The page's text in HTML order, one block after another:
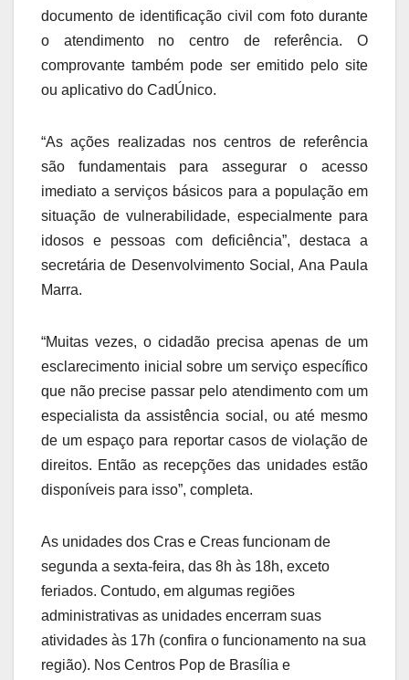
documento de identificação civil com foto durante
o atendimento no centro de referência. O
comprovante também pode ser emitido pelo site
ou aplicativo do CadÚnico.
“As ações realizadas nos centros de referência
são fundamentais para assegurar o acesso
imediato a serviços básicos para a população em
situação de vulnerabilidade, especialmente para
idosos e pessoas com deficiência”, destaca a
secretária de Desenvolvimento Social, Ana Paula
Marra.
“Muitas vezes, o cidadão precisa apenas de um
esclarecimento inicial sobre um serviço específico
que não precise passar pelo atendimento com um
especialista da assistência social, ou até mesmo
de um espaço para reportar casos de violação de
direitos. Então as recepções das unidades estão
disponíveis para isso”, completa.
As unidades dos Cras e Creas funcionam de
segunda a sexta-feira, das 8h às 18h, exceto
feriados. Contudo, em algumas regiões
administrativas as unidades encerram suas
atividades às 17h (confira o funcionamento na sua
região). Nos Centros Pop de Brasília e